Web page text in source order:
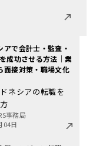
アで会計士・監査・
成功させる方法｜業
面接対策・職場文化
ネシアの転職を
事務局
04日